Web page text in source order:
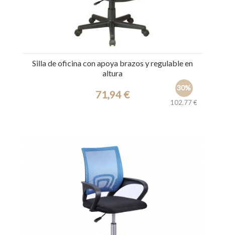
Silla de oficina con apoya brazos y regulable en
altura
30%
102,77 €
71,94 €